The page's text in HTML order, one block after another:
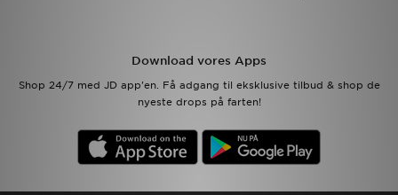
Download vores Apps
Shop 24/7 med JD app'en. Få adgang til eksklusive tilbud & shop de
nyeste drops på farten!
Mit JD
Hjælp & information